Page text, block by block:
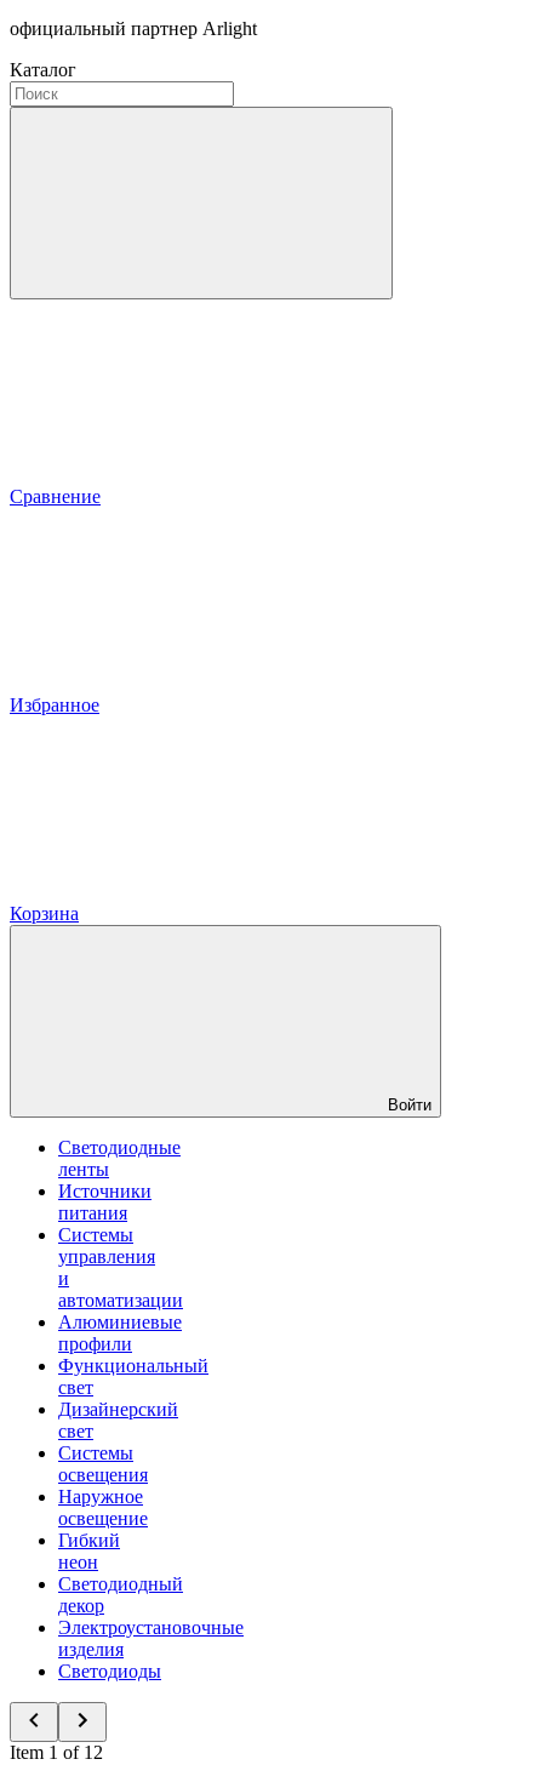
официальный партнер Arlight
Каталог
Сравнение
Избранное
Корзина
Войти
Светодиодные
ленты
Источники
питания
Системы
управления
и
автоматизации
Алюминиевые
профили
Функциональный
свет
Дизайнерский
свет
Системы
освещения
Наружное
освещение
Гибкий
неон
Светодиодный
декор
Электроустановочные
изделия
Светодиоды
Item 1 of 12